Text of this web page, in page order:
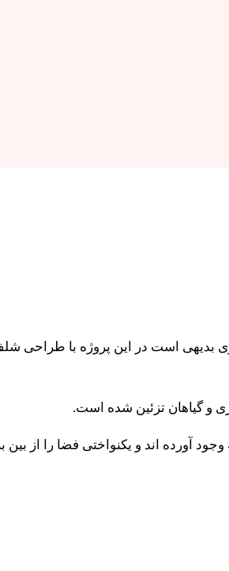
بدیهی است در این پروژه با طراحی
و گیاهان تزئین شده است.
آورده اند و یکنواختی فضا را از بین